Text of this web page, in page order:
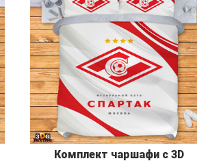
Комплект чаршафи с 3D